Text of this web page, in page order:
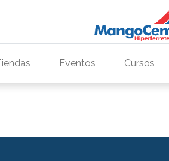
Eventos Cursos